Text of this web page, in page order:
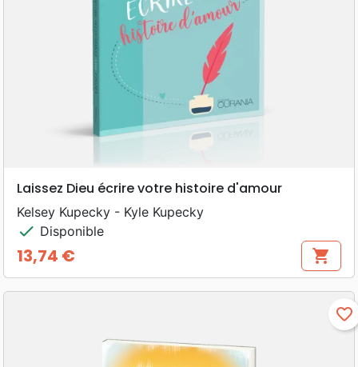
Laissez Dieu écrire votre histoire d'amour
Kelsey Kupecky - Kyle Kupecky
check Disponible
Prix
13,74 € shopping_cart
favorite_border